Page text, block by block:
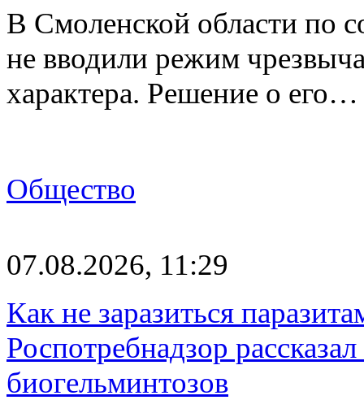
В Смоленской области по
не вводили режим
характера. Решение о его…
Общество
07.08.2026, 11:29
Как не заразиться
Роспотребнадзор
биогельминтозов